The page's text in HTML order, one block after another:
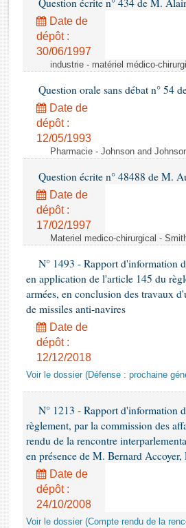
Rapports d'enquête
Rapports législatifs
Rapports sur l'application des lois
Baromètre de l’application des lois
Dossiers législatifs
Budget et sécurité sociale
Questions écrites et orales
Comptes rendus des débats
Question écrite n° 434 de M.
Date de
dépôt :
30/06/1997
industrie - matériel médico-
Question orale sans débat n° 54
Date de
dépôt :
12/05/1993
Pharmacie - Johnson and
Question écrite n° 48488 de M.
Date de
dépôt :
17/02/1997
Materiel medico-chirurgical -
N° 1493 - Rapport d'information
en application de l'article 145 du
armées, en conclusion des travaux
de missiles anti-navires
Date de
dépôt :
12/12/2018
Voir le dossier (Défense : prochaine
N° 1213 - Rapport d'information
règlement, par la commission des
rendu de la rencontre
en présence de M. Bernard
Date de
dépôt :
24/10/2008
Voir le dossier (Compte rendu de la